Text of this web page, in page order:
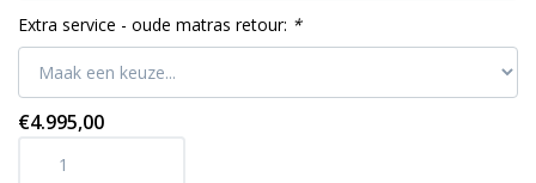
Extra service - oude matras retour: *
€4.995,00